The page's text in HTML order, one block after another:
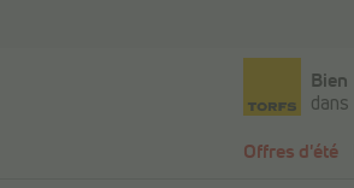
Bien
Offres d'été